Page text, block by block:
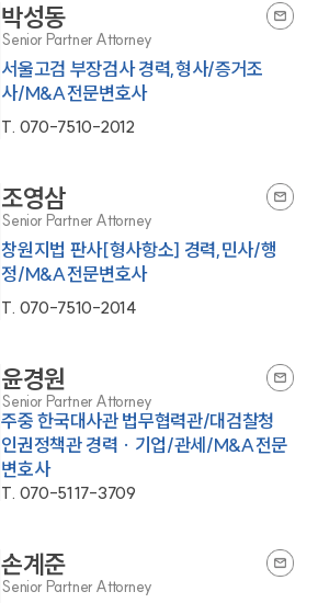
박성동
Senior Partner Attorney
서울고검 부장검사 경력,형사/증거조
사/M&A전문변호사
T. 070-7510-2012
조영삼
Senior Partner Attorney
창원지법 판사[형사항소] 경력,민사/행
정/M&A전문변호사
T. 070-7510-2014
윤경원
Senior Partner Attorney
주중 한국대사관 법무협력관/대검찰청
인권정책관 경력 · 기업/관세/M&A전문
변호사
T. 070-5117-3709
손계준
Senior Partner Attorney